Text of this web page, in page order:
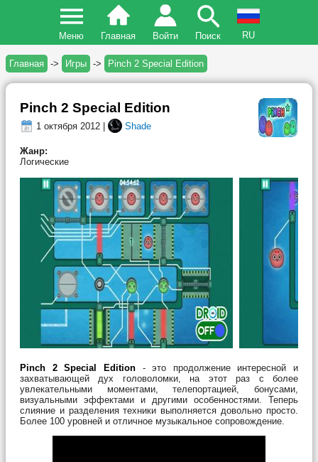
Меню Главная Войти Поиск RU
Главная -> Игры -> Pinch 2 Special Edition
Pinch 2 Special Edition
1 октября 2012 | Shade
Жанр:
Логические
Pinch 2 Special Edition- это продолжение интересной и
захватывающей дух головоломки, на этот раз с более
увлекательными моментами, телепортацией, бонусами,
визуальными эффектами и другими особенностями. Теперь
слияние и разделения техники выполняется довольно просто.
Более 100 уровней и отличное музыкальное сопровождение.